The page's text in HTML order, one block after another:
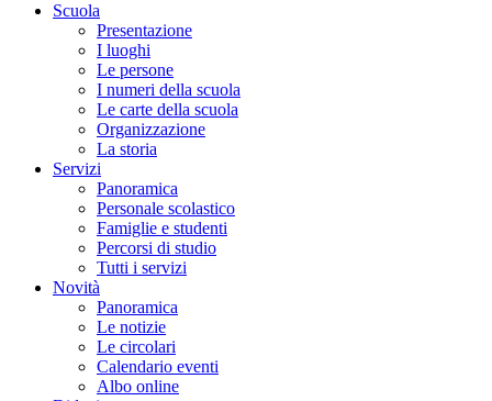
Scuola
Presentazione
I luoghi
Le persone
I numeri della scuola
Le carte della scuola
Organizzazione
La storia
Servizi
Panoramica
Personale scolastico
Famiglie e studenti
Percorsi di studio
Tutti i servizi
Novità
Panoramica
Le notizie
Le circolari
Calendario eventi
Albo online